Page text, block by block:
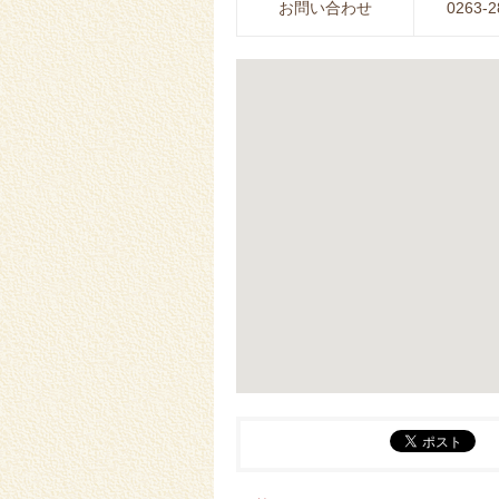
お問い合わせ 0263-